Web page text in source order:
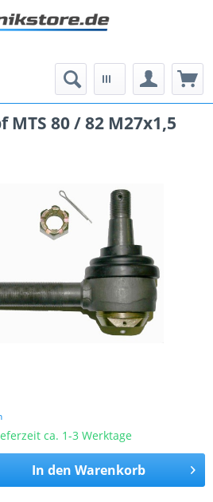
80 / 82 M27x1,5
ca. 1-3 Werktage
In den Warenkorb